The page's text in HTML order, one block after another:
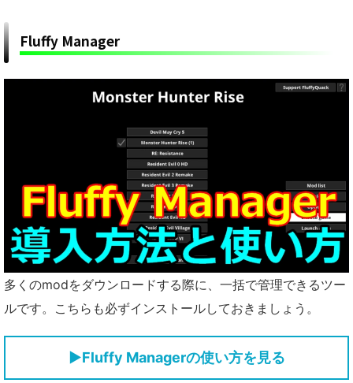
Fluffy Manager
多くのmodをダウンロードする際に、一括で管理できるツー
ルです。こちらも必ずインストールしておきましょう。
▶Fluffy Managerの使い方を見る